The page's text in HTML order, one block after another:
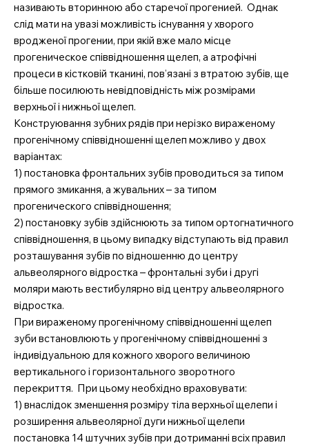
називають вторинною або старечої прогенией. Однак
слід мати на увазі можливість існування у хворого
вродженої прогении, при якій вже мало місце
прогеническое співвідношення щелеп, а атрофічні
процеси в кістковій тканині, пов’язані з втратою зубів, ще
більше посилюють невідповідність між розмірами
верхньої і нижньої щелеп.
Конструювання зубних рядів при нерізко вираженому
прогенічному співвідношенні щелеп можливо у двох
варіантах:
1) постановка фронтальних зубів проводиться за типом
прямого змикання, а жувальних – за типом
прогенического співвідношення;
2) постановку зубів здійснюють за типом ортогнатичного
співвідношення, в цьому випадку відступають від правил
розташування зубів по відношенню до центру
альвеолярного відростка – фронтальні зуби і другі
моляри мають вестибулярно від центру альвеолярного
відростка.
При вираженому прогенічному співвідношенні щелеп
зуби встановлюють у прогенічному співвідношенні з
індивідуальною для кожного хворого величиною
вертикального і горизонтального зворотного
перекриття. При цьому необхідно враховувати:
1) внаслідок зменшення розміру тіла верхньої щелепи і
розширення альвеолярної дуги нижньої щелепи
постановка 14 штучних зубів при дотриманні всіх правил